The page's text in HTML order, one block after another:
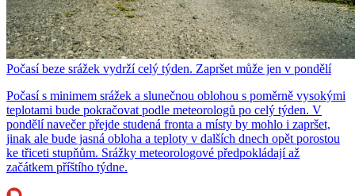
Počasí beze srážek vydrží celý týden. Zapršet může jen v pondělí
Počasí s minimem srážek a slunečnou oblohou s poměrně vysokými
teplotami bude pokračovat podle meteorologů po celý týden. V
pondělí navečer přejde studená fronta a místy by mohlo i zapršet,
jinak ale bude jasná obloha a teploty v dalších dnech opět porostou
ke třiceti stupňům. Srážky meteorologové předpokládají až
začátkem příštího týdne.